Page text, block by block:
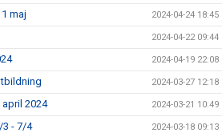
maj 2024-04-24 18:45
2024-04-22 09:44
2024-04-19 22:08
2024-03-27 12:18
2024 2024-03-21 10:49
3 - 7/4 2024-03-18 09:13